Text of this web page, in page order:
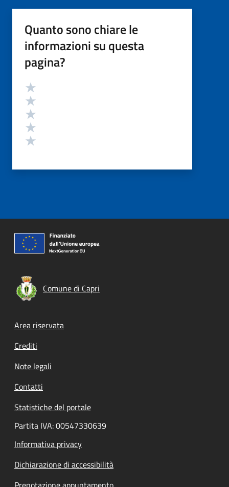
Quanto sono chiare le
informazioni su questa
pagina?
Valutazione
Comune di Capri
Footer menu
Area riservata
Crediti
Note legali
Contatti
Statistiche del portale
Partita IVA: 00547330639
Informativa privacy
Dichiarazione di accessibilità